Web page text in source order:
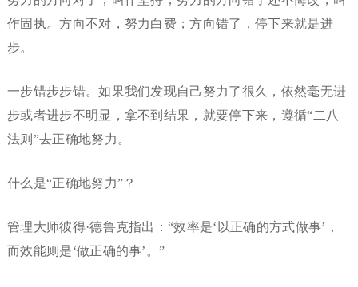
作固执。方向不对，努力白费；方向错了，停下来就是进
步。
一步错步步错。如果我们发现自己努力了很久，依然毫无进
步或者进步不明显，拿不到结果，就要停下来，遵循“二八
法则”去正确地努力。
什么是“正确地努力”？
管理大师彼得·德鲁克指出：“效率是‘以正确的方式做事’，
而效能则是‘做正确的事’。”